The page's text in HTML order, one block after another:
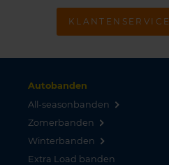
KLANTENSERVICE
Autobanden
All-seasonbanden
Zomerbanden
Winterbanden
Extra Load banden